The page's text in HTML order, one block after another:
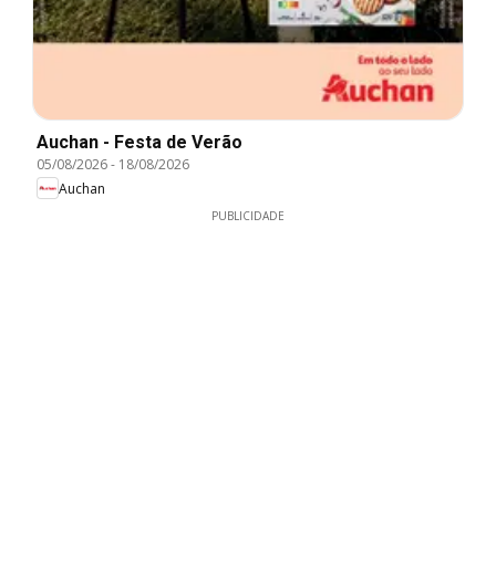
Auchan - Festa de Verão
05/08/2026- 18/08/2026
Auchan
PUBLICIDADE